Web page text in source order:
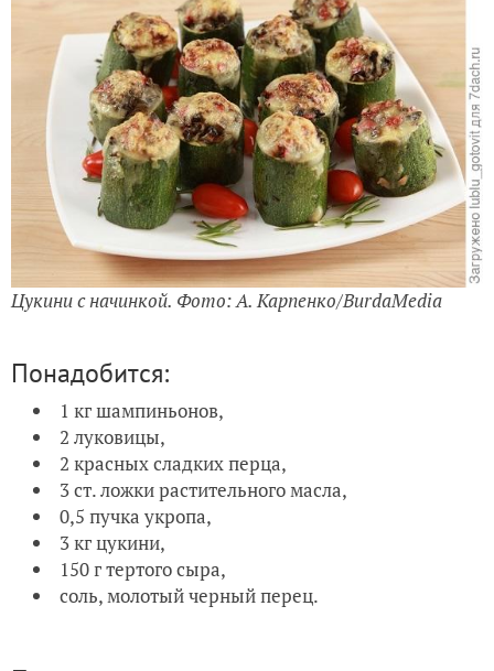
Цукини с начинкой. Фото: А. Карпенко/BurdaMedia
Понадобится:
1 кг шампиньонов,
2 луковицы,
2 красных сладких перца,
3 ст. ложки растительного масла,
0,5 пучка укропа,
3 кг цукини,
150 г тертого сыра,
соль, молотый черный перец.